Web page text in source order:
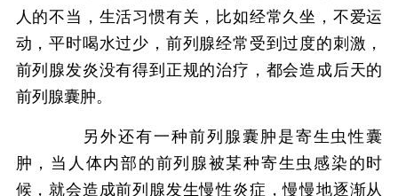
人的不当，生活习惯有关，比如经常久坐，不爱运
动，平时喝水过少，前列腺经常受到过度的刺激，
前列腺发炎没有得到正规的治疗，都会造成后天的
前列腺囊肿。
另外还有一种前列腺囊肿是寄生虫性囊
肿，当人体内部的前列腺被某种寄生虫感染的时
候，就会造成前列腺发生慢性炎症，慢慢地逐渐从